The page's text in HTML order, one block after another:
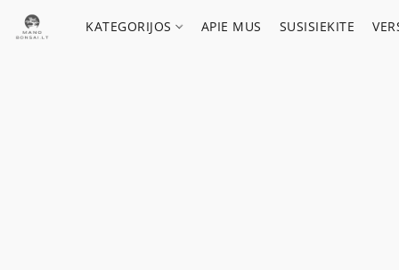
KATEGORIJOS APIE MUS SUSISIEKITE